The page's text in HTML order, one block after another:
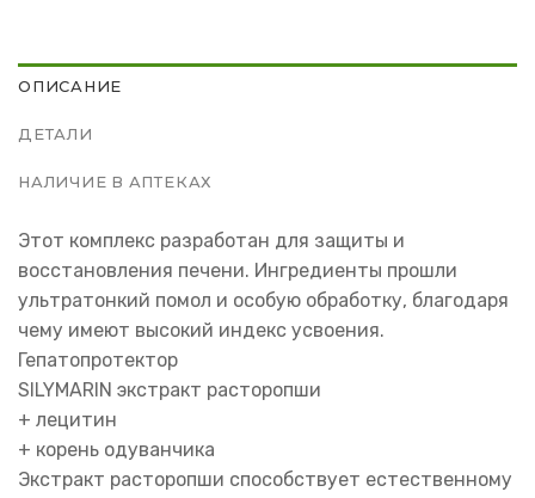
ОПИСАНИЕ
ДЕТАЛИ
НАЛИЧИЕ В АПТЕКАХ
Этот комплекс разработан для защиты и
восстановления печени. Ингредиенты прошли
ультратонкий помол и особую обработку, благодаря
чему имеют высокий индекс усвоения.
Гепатопротектор
SILYMARIN экстракт расторопши
+ лецитин
+ корень одуванчика
Экстракт расторопши способствует естественному